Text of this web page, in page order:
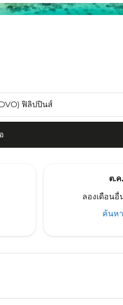
ต.
ลองเดือนอื่
ค้นห
view-offers-disclaimer. ค้นหาข้
cmp-view-offers-disclaimer. ค้นห
cmp-view-offers-
cmp-view-offers-
TAO–DVO: cmp-view-offers-
TAO–DVO: cmp-view-
TAO–DVO: cmp-
TAO–DVO: